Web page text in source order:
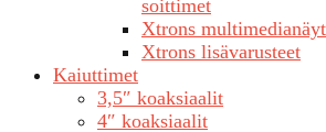
soittimet
Xtrons
Xtrons lisävarusteet
Kaiuttimet
3,5″ koaksiaalit
4″ koaksiaalit